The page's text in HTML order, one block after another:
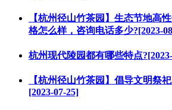
【杭州径山竹茶园】生态节地高
格怎么样，咨询电话多少?[2023-
杭州现代陵园都有哪些特点
【杭州径山竹茶园】倡导文明祭
[2023-07-25]